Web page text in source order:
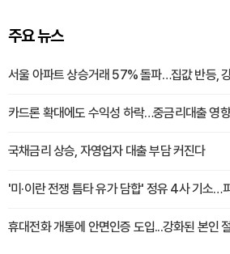
주요 뉴스
서울 아파트 상승거래 57% 돌파…집값 반등,
카드론 확대에도 수익성 하락…중금리대출 영향
국채금리 상승, 자영업자 대출 부담 커진다
'미·이란 전쟁 틈타 유가 담합' 정유 4사 기소…
휴대전화 개통에 안면인증 도입...강화된 본인